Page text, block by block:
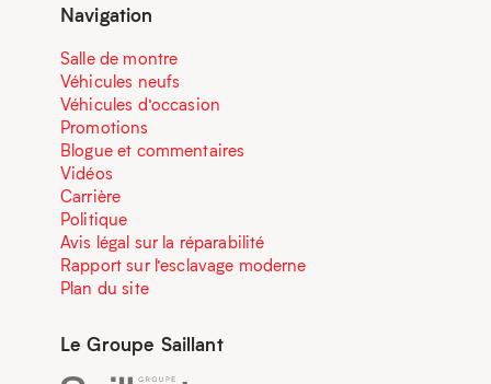
Navigation
Salle de montre
Véhicules neufs
Véhicules d’occasion
Promotions
Blogue et commentaires
Vidéos
Carrière
Politique
Avis légal sur la réparabilité
Rapport sur l’esclavage moderne
Plan du site
Le Groupe Saillant